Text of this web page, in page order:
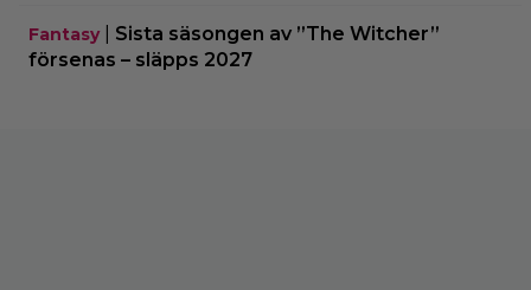
Fantasy| Sista säsongen av ”The Witcher”
försenas – släpps 2027